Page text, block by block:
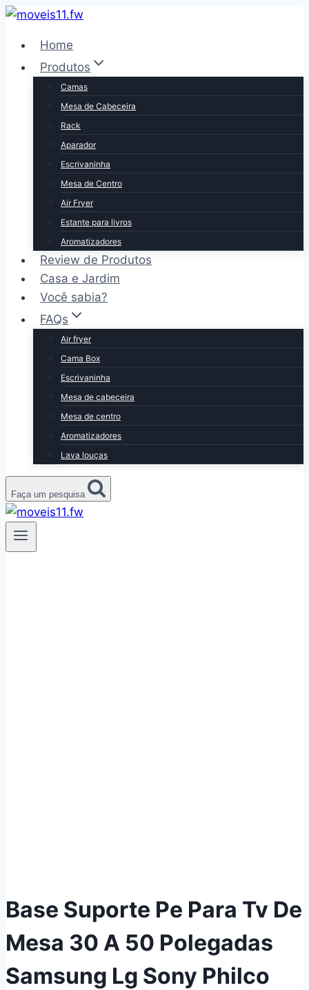
Pular
Conteúdo
Home
Produtos
Camas
Mesa de Cabeceira
Rack
Aparador
Escrivaninha
Mesa de Centro
Air Fryer
Estante para livros
Aromatizadores
Review de Produtos
Casa e Jardim
Você sabia?
FAQs
Air fryer
Cama Box
Escrivaninha
Mesa de cabeceira
Mesa de centro
Aromatizadores
Lava louças
Faça um pesquisa
Base Suporte Pe Para Tv De
Mesa 30 A 50 Polegadas
Samsung Lg Sony Philco